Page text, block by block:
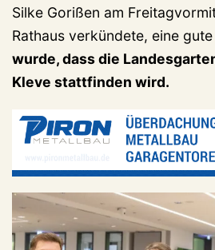
Silke Gorißen am
Rathaus verkündete, eine
wurde, dass die
Kleve stattfinden wird.